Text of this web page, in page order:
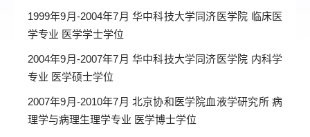
1999年9月-2004年7月 华中科技大学同济医学院 临床医
学专业 医学学士学位
2004年9月-2007年7月 华中科技大学同济医学院 内科学
专业 医学硕士学位
2007年9月-2010年7月 北京协和医学院血液学研究所 病
理学与病理生理学专业 医学博士学位